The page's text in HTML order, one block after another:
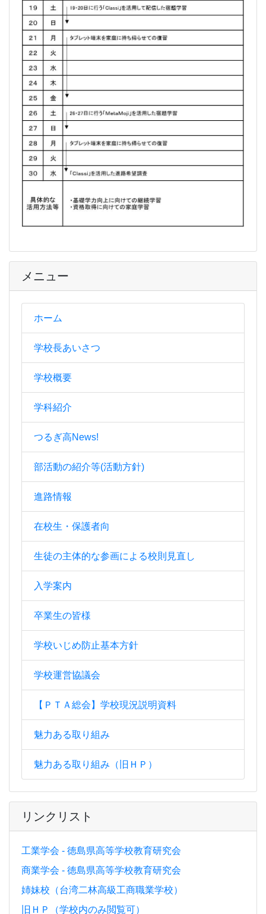
メニュー
ホーム
学校長あいさつ
学校概要
学科紹介
つるぎ高News!
部活動の紹介等(活動方針)
進路情報
在校生・保護者向
生徒の主体的な参画による校則見直し
入学案内
卒業生の皆様
学校いじめ防止基本方針
学校運営協議会
【ＰＴＡ総会】学校現況説明資料
魅力ある取り組み
魅力ある取り組み（旧ＨＰ）
リンクリスト
工業学会 - 徳島県高等学校教育研究会
商業学会 - 徳島県高等学校教育研究会
姉妹校（台湾二林高級工商職業学校）
旧ＨＰ（学校内のみ閲覧可）